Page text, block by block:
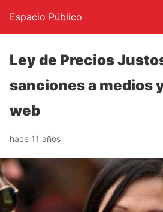
Espacio Público
Ley de Precios
sanciones a medios
web
hace 11 años